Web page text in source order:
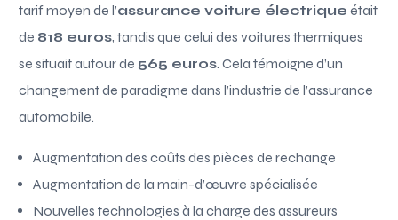
tarif moyen de l’assurance voiture électrique était
de 818 euros, tandis que celui des voitures thermiques
se situait autour de 565 euros. Cela témoigne d’un
changement de paradigme dans l’industrie de l’assurance
automobile.
Augmentation des coûts des pièces de rechange
Augmentation de la main-d’œuvre spécialisée
Nouvelles technologies à la charge des assureurs